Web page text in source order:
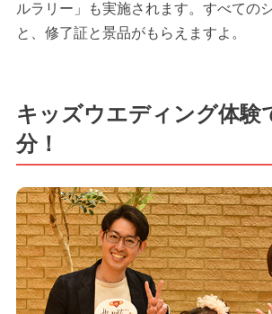
ルラリー」も実施されます。すべての
と、修了証と景品がもらえますよ。
キッズウエディング体験
分！